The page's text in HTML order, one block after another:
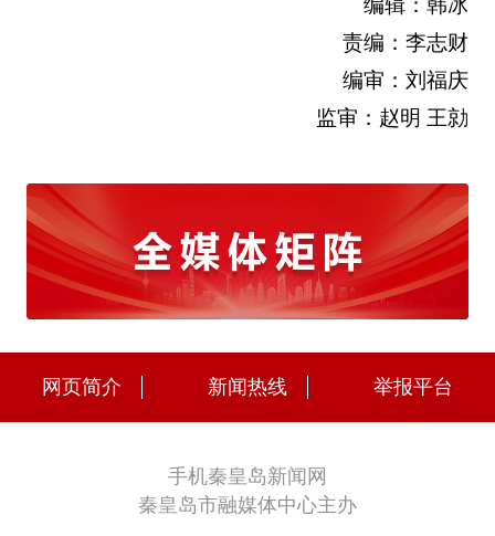
编辑：韩冰
责编：李志财
编审：刘福庆
监审：赵明 王勍
网页简介 新闻热线 举报平台
手机秦皇岛新闻网
秦皇岛市融媒体中心主办